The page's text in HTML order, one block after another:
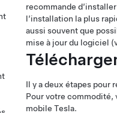
recommande
l’installation la plus
aussi souvent que
mise à jour du logiciel
Il y a deux étapes
Pour votre commodité,
mobile Tesla.